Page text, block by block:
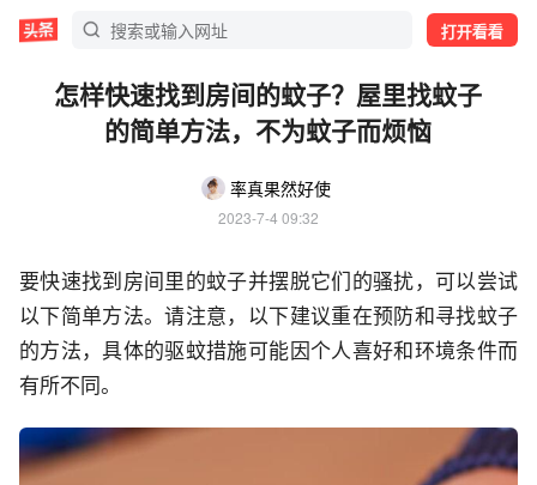
打开看看
怎样快速找到房间的蚊子？屋里找蚊子
的简单方法，不为蚊子而烦恼
率真果然好使
2023-7-4 09:32
要快速找到房间里的蚊子并摆脱它们的骚扰，可以尝试
以下简单方法。请注意，以下建议重在预防和寻找蚊子
的方法，具体的驱蚊措施可能因个人喜好和环境条件而
有所不同。